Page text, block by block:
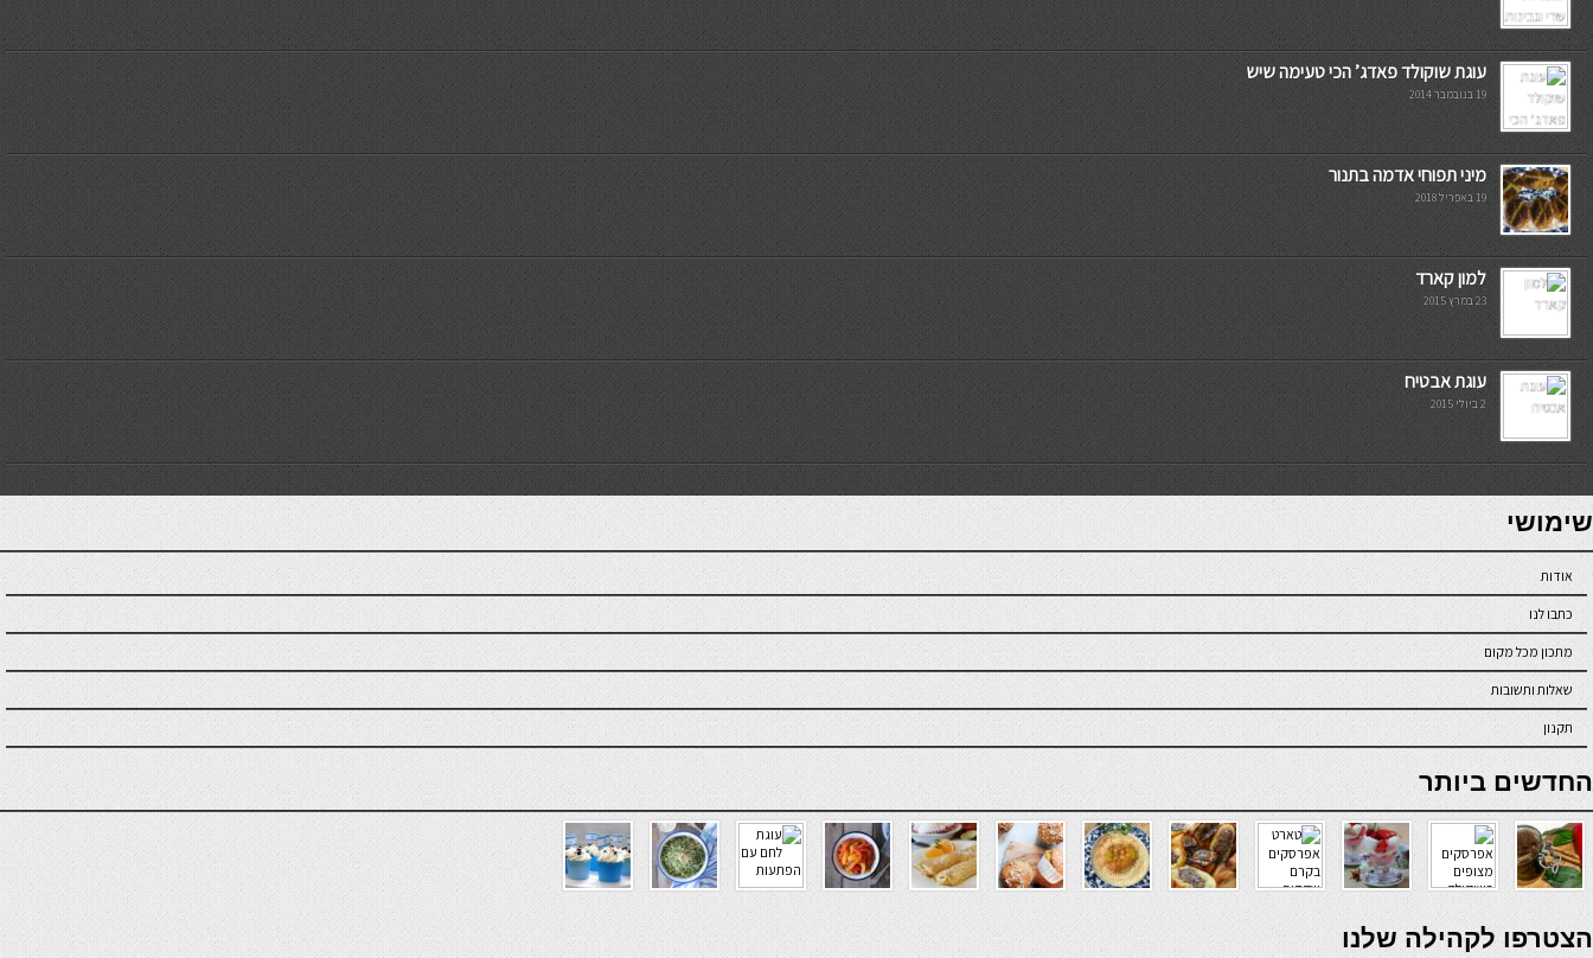
עוגת שוקולד פאדג’ הכי טעימה שיש
19 בנובמבר 2014
מיני תפוחי אדמה בתנור
19 באפריל 2018
למון קארד
23 במרץ 2015
עוגת אבטיח
2 ביולי 2015
7slots
seriöse online casinos österreich
שימושי
אודות
כתבו לנו
מתכון מכל מקום
שאלות ותשובות
תקנון
online casino
החדשים ביותר
verde casino
הצטרפו לקהילה שלנו